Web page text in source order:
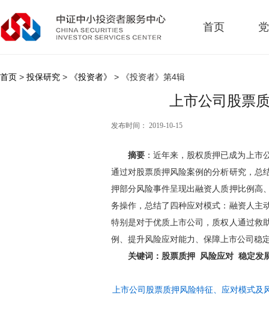
首页
首页 > 投保研究 > 《投资者》 > 《投资者》第4辑
上市公司股票
发布时间： 2019-10-15
摘要 ：近年来，股权质押已成为上市
通过对股票质押风险案例的分析研究，总
押部分风险事件呈现出融资人质押比例高
务操作，总结了四种应对模式：融资人主
特别是对于优质上市公司，质权人通过救
例、提升风险应对能力、保障上市公司稳
关键词： 股票质押 风险应对 稳定发
上市公司股票质押风险特征、应对模式及